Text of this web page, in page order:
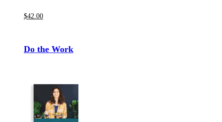
$42.00
Do the Work